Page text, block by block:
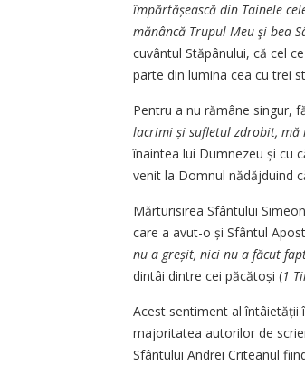
împărtășească din Tainele
mănâncă Trupul Meu şi bea
cuvântul Stăpânului, că cel
parte din lumina cea cu trei
Pentru a nu rămâne singur,
lacrimi și sufletul zdrobit, mă
înaintea lui Dumnezeu și cu
venit la Domnul nădăjduind
Mărturisirea Sfântului
care a avut-o și Sfântul
nu a greșit, nici nu a făcut
dintâi dintre cei păcătoși (1
Acest sentiment al întâietății
majoritatea autorilor de
Sfântului Andrei Criteanul